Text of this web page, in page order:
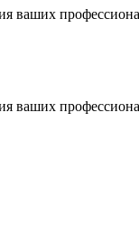
ваших
ваших